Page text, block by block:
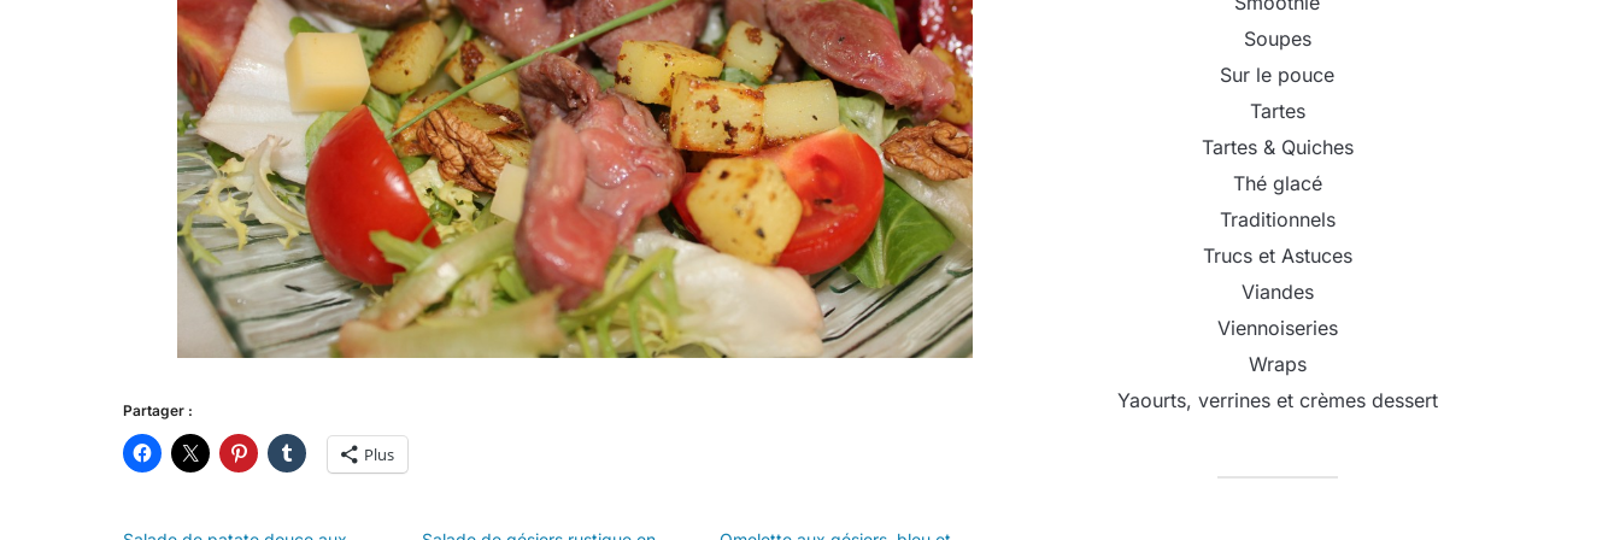
Partager :
Plus
Soupes
Sur le pouce
Tartes
Tartes & Quiches
Thé glacé
Traditionnels
Trucs et Astuces
Viandes
Viennoiseries
Wraps
Yaourts, verrines et crèmes dessert